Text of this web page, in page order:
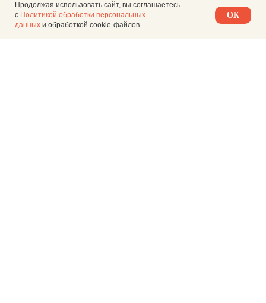
Продолжая использовать сайт, вы соглашаетесь
с Политикой обработки персональных
данных и обработкой cookie-файлов.
ОК